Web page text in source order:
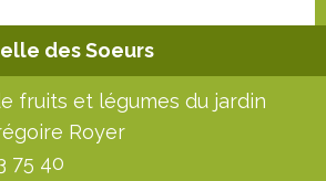
des Soeurs
fruits et légumes du jardin
Royer
75 40